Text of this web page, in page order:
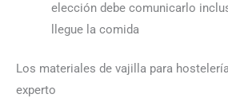
elección debe comunicarlo
llegue la comida
Los materiales de vajilla para
experto